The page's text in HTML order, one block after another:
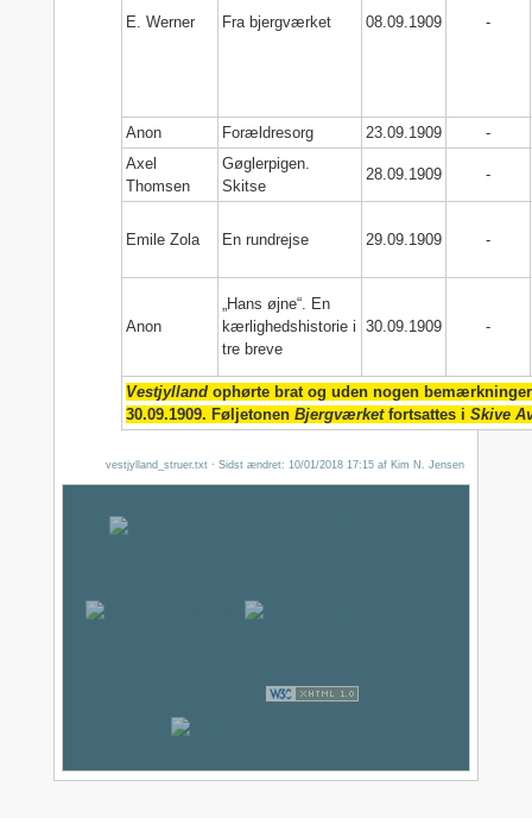
E. Werner Fra bjergværket 08.09.1909 -
Anon Forældresorg 23.09.1909
-
Axel
Thomsen
Gøglerpigen.
Skitse
28.09.1909 -
Emile Zola En rundrejse 29.09.1909 -
Anon
„Hans øjne“. En
kærlighedshistorie i
tre breve
30.09.1909 -
Vestjylland ophørte brat og uden nogen
30.09.1909. FøljetonenBjergværketfortsattes iSkive
vestjylland_struer.txt · Sidst ændret: 10/01/2018 17:15 af Kim N. Jensen